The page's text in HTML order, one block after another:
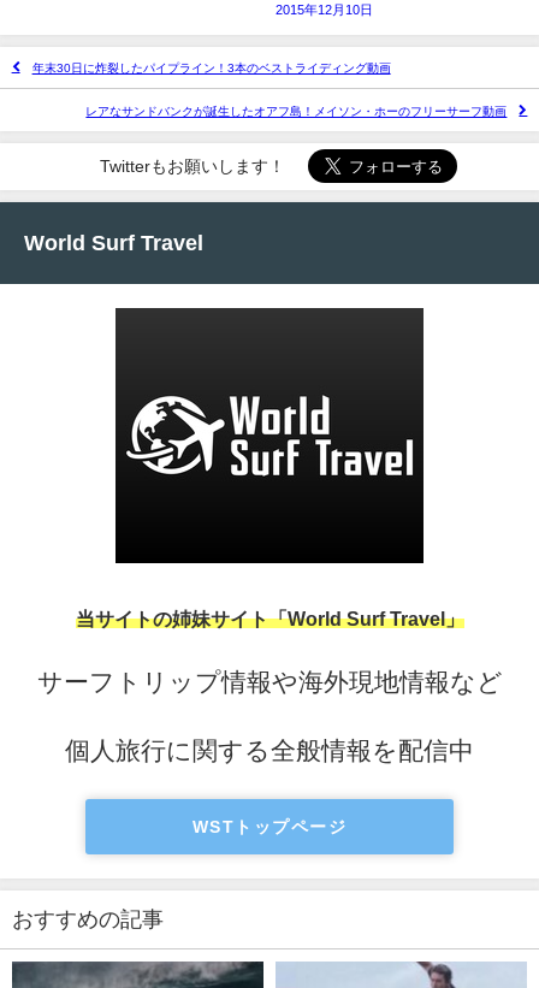
2015年12月10日
年末30日に炸裂したパイプライン！3本のベストライディング動画
レアなサンドバンクが誕生したオアフ島！メイソン・ホーのフリーサーフ動画
Twitterもお願いします！
World Surf Travel
当サイトの姉妹サイト「World Surf Travel」
サーフトリップ情報や海外現地情報など
個人旅行に関する全般情報を配信中
WSTトップページ
おすすめの記事